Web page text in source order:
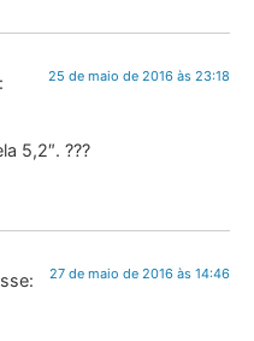
25 de maio de 2016 às 23:18
5,2″. ???
27 de maio de 2016 às 14:46